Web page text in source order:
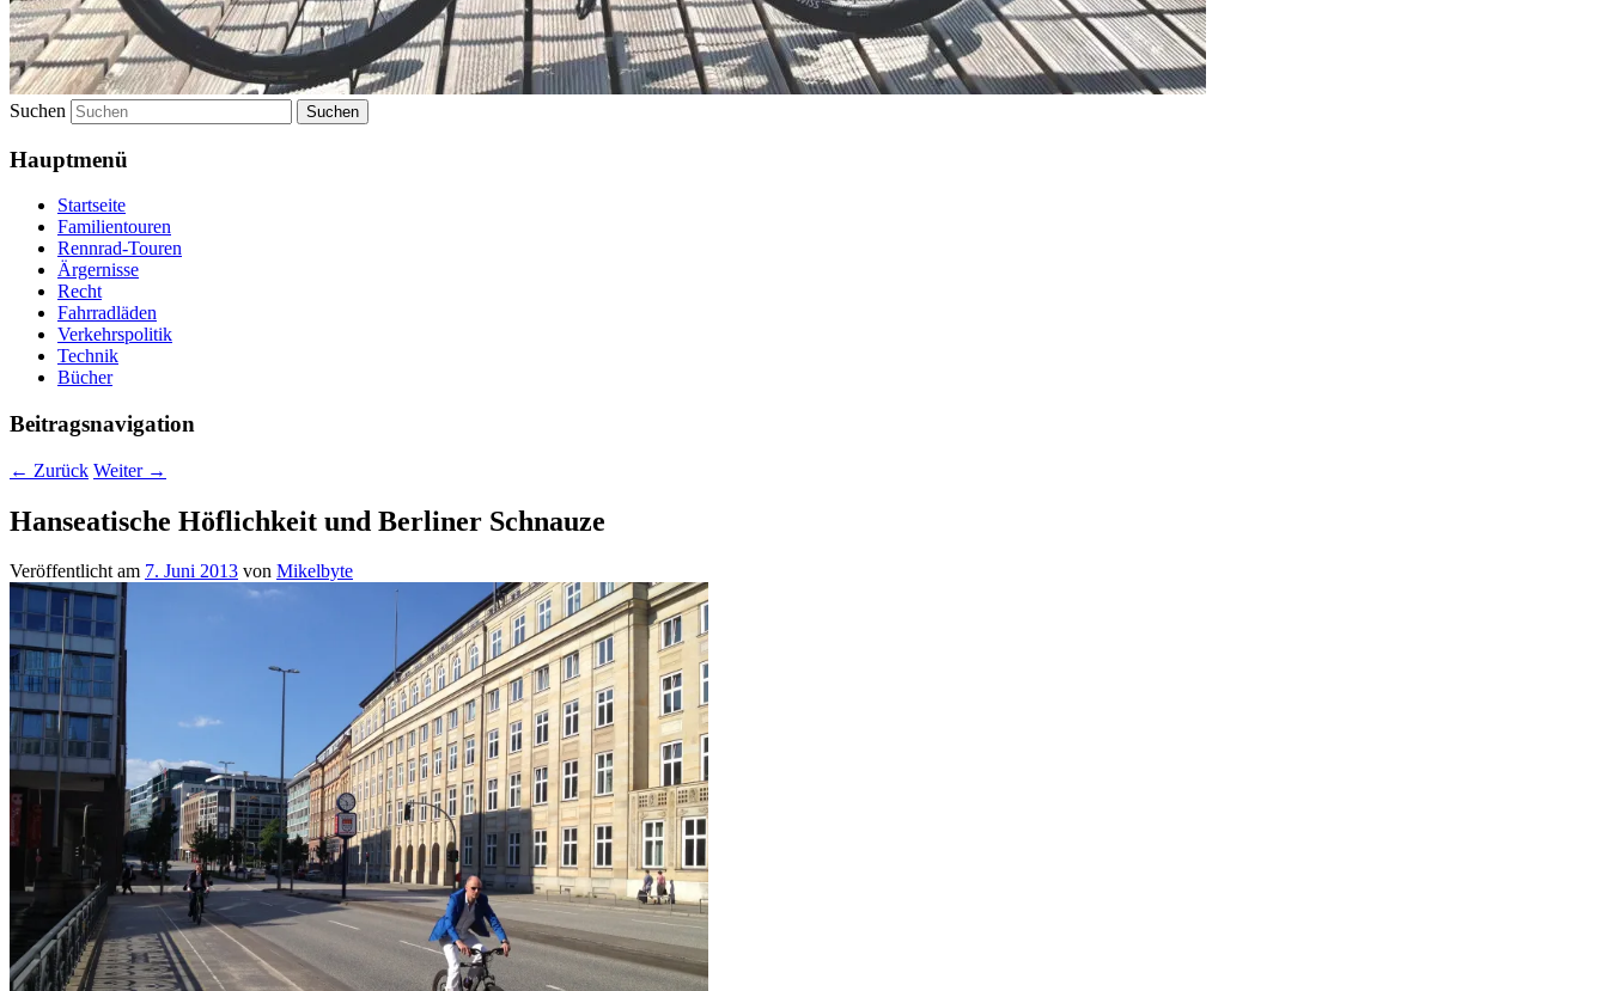
Suchen
Hauptmenü
Startseite
Familientouren
Rennrad-Touren
Ärgernisse
Recht
Fahrradläden
Verkehrspolitik
Technik
Bücher
Beitragsnavigation
← Zurück Weiter →
Hanseatische Höflichkeit und Berliner Schnauze
Veröffentlicht am 7. Juni 2013 von Mikelbyte